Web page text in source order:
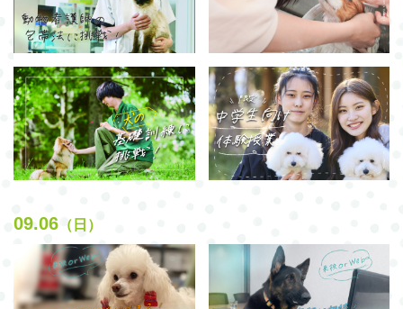
09.06 （日）